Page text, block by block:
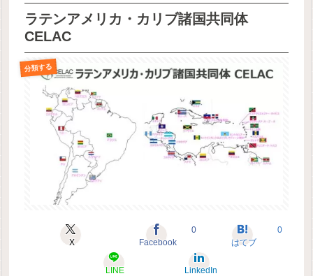
ラテンアメリカ・カリブ諸国共同体
CELAC
分類する
X Facebook
0
はてブ
0
LINE LinkedIn